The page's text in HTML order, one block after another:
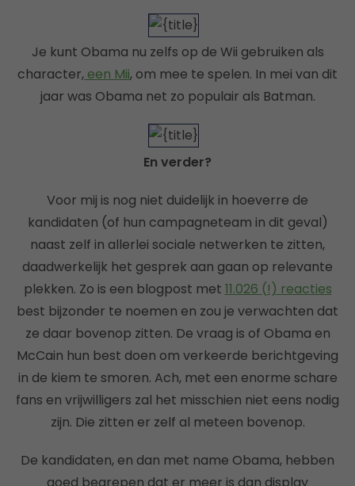
Je kunt Obama nu zelfs op de Wii gebruiken als
character, een Mii, om mee te spelen. In mei van dit
jaar was Obama net zo populair als Batman.
En verder?
Voor mij is nog niet duidelijk in hoeverre de
kandidaten (of hun campagneteam in dit geval)
naast zelf in allerlei sociale netwerken te zitten,
daadwerkelijk het gesprek aan gaan op relevante
plekken. Zo is een blogpost met 11.026 (!) reacties
best bijzonder te noemen en zou je verwachten dat
ze daar bovenop zitten. De vraag is of Obama en
McCain hun best doen om verkeerde berichtgeving
in de kiem te smoren. Ach, met een enorme schare
fans en vrijwilligers zal het misschien niet eens nodig
zijn. Die zitten er zelf al meteen bovenop.
De kandidaten, en dan met name Obama, hebben